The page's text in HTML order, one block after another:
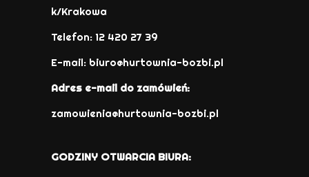
k/Krakowa
Telefon: 12 420 27 39
E-mail: biuro@hurtownia-bozbi.pl
Adres e-mail do zamówień:
zamowienia@hurtownia-bozbi.pl
GODZINY OTWARCIA BIURA: